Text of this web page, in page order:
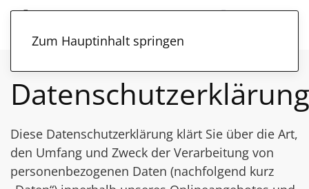
Zum Hauptinhalt springen
Datenschutzerklärung
Diese Datenschutzerklärung klärt Sie über die Art,
den Umfang und Zweck der Verarbeitung von
personenbezogenen Daten (nachfolgend kurz